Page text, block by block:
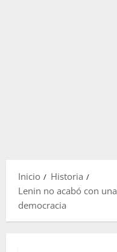
Inicio
Historia
Lenin no acabó con
democracia